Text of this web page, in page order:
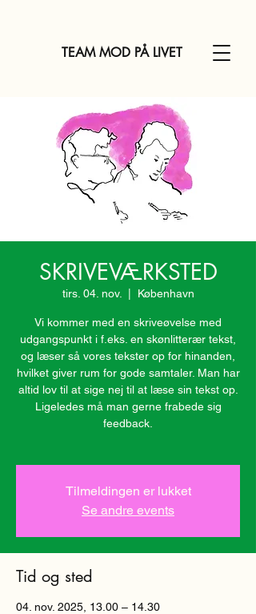
TEAM MOD PÅ LIVET
SKRIVEVÆRKSTED
tirs. 04. nov. København
Vi kommer med en skriveøvelse med
udgangspunkt i f.eks. en skønlitterær tekst,
og læser så vores tekster op for hinanden,
hvilket giver rum for gode samtaler. Man har
altid lov til at sige nej til at læse sin tekst op.
Ligeledes må man gerne frabede sig
feedback.
Tilmeldingen er lukket
Se andre events
Tid og sted
04. nov. 2025, 13.00 – 14.30